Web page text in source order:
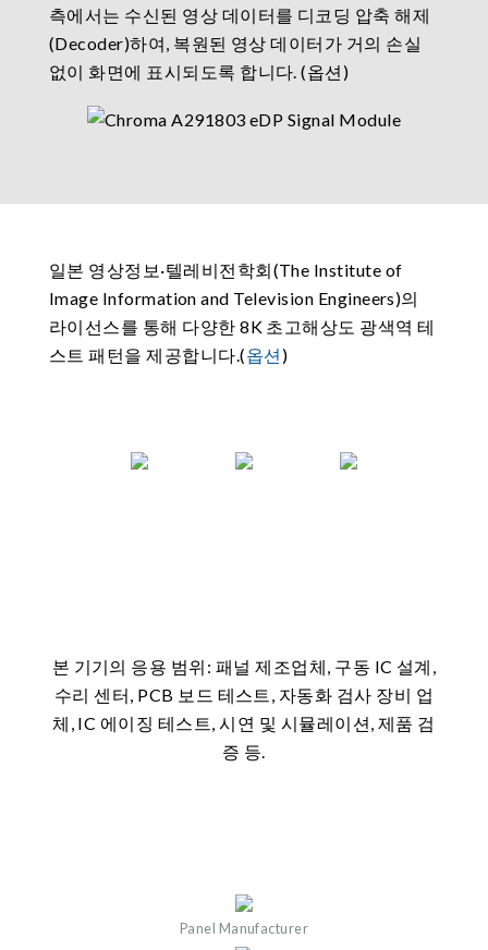
측에서는 수신된 영상 데이터를 디코딩 압축 해제
(Decoder)하여, 복원된 영상 데이터가 거의 손실
없이 화면에 표시되도록 합니다. (옵션)
일본 영상정보·텔레비전학회(The Institute of
Image Information and Television Engineers)의
라이선스를 통해 다양한 8K 초고해상도 광색역 테
스트 패턴을 제공합니다.(옵션 )
본 기기의 응용 범위: 패널 제조업체, 구동 IC 설계,
수리 센터, PCB 보드 테스트, 자동화 검사 장비 업
체, IC 에이징 테스트, 시연 및 시뮬레이션, 제품 검
증 등.
Panel Manufacturer